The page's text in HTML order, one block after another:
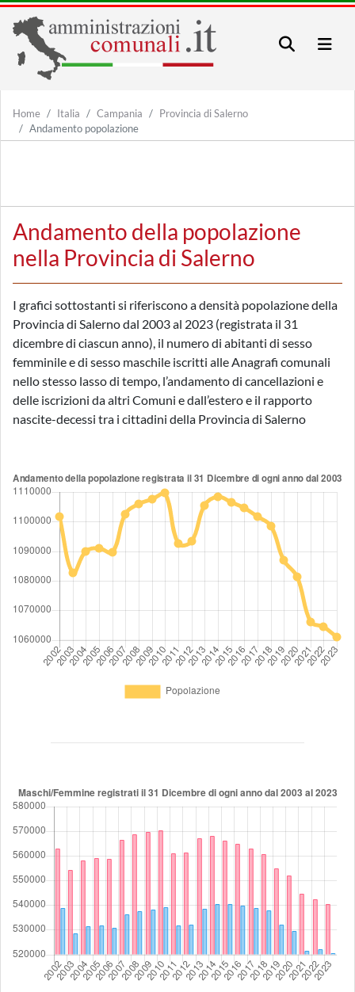
Home Italia Campania
Provincia di Salerno
Andamento popolazione
Andamento della popolazione
nella Provincia di Salerno
I grafici sottostanti si riferiscono a densità popolazione della
Provincia di Salerno dal 2003 al 2023 (registrata il 31
dicembre di ciascun anno), il numero di abitanti di sesso
femminile e di sesso maschile iscritti alle Anagrafi comunali
nello stesso lasso di tempo, l’andamento di cancellazioni e
delle iscrizioni da altri Comuni e dall’estero e il rapporto
nascite-decessi tra i cittadini della Provincia di Salerno